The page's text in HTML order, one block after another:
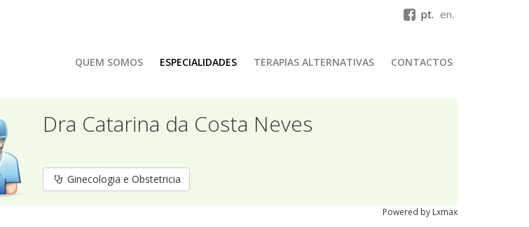
pt. en.
QUEM SOMOS ESPECIALIDADES TERAPIAS ALTERNATIVAS CONTACTOS
Dra Catarina da Costa Neves
Ginecologia e Obstetricia
Powered by Lxmax